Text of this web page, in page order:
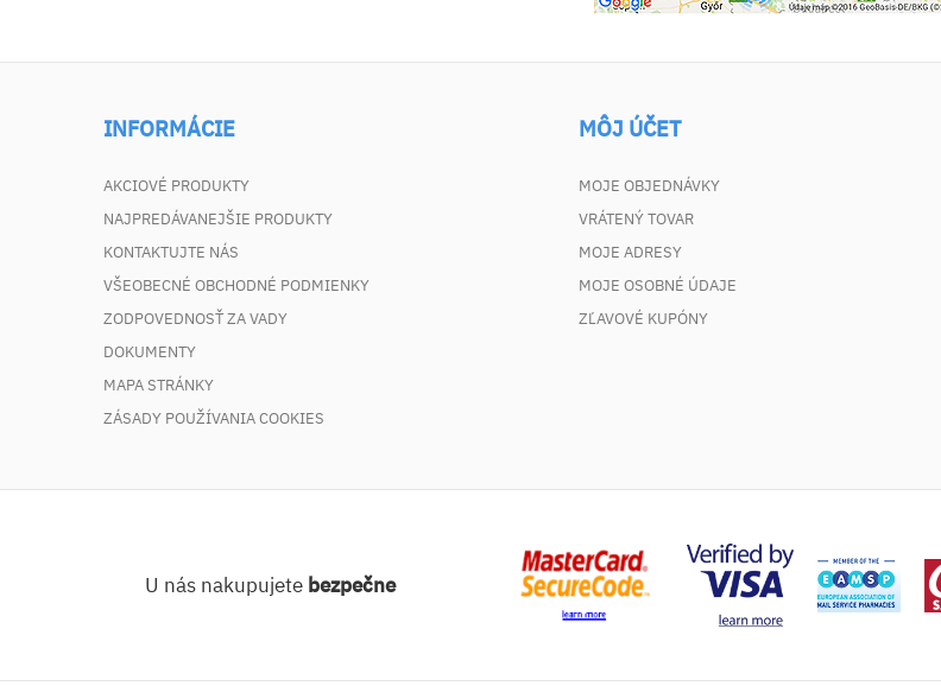
INFORMÁCIE
AKCIOVÉ PRODUKTY
NAJPREDÁVANEJŠIE PRODUKTY
KONTAKTUJTE NÁS
VŠEOBECNÉ OBCHODNÉ PODMIENKY
ZODPOVEDNOSŤ ZA VADY
DOKUMENTY
MAPA STRÁNKY
ZÁSADY POUŽÍVANIA COOKIES
MÔJ ÚČET
MOJE OBJEDNÁVKY
VRÁTENÝ TOVAR
MOJE ADRESY
MOJE OSOBNÉ ÚDAJE
ZĽAVOVÉ KUPÓNY
U nás nakupujete bezpečne